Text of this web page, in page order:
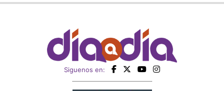
Siguenos en: